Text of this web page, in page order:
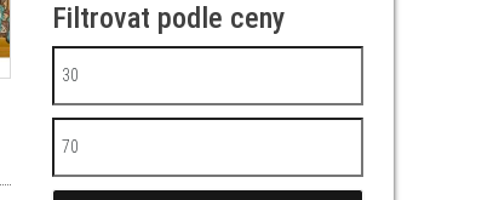
Filtrovat podle ceny
Minimální cena
Maximální cena